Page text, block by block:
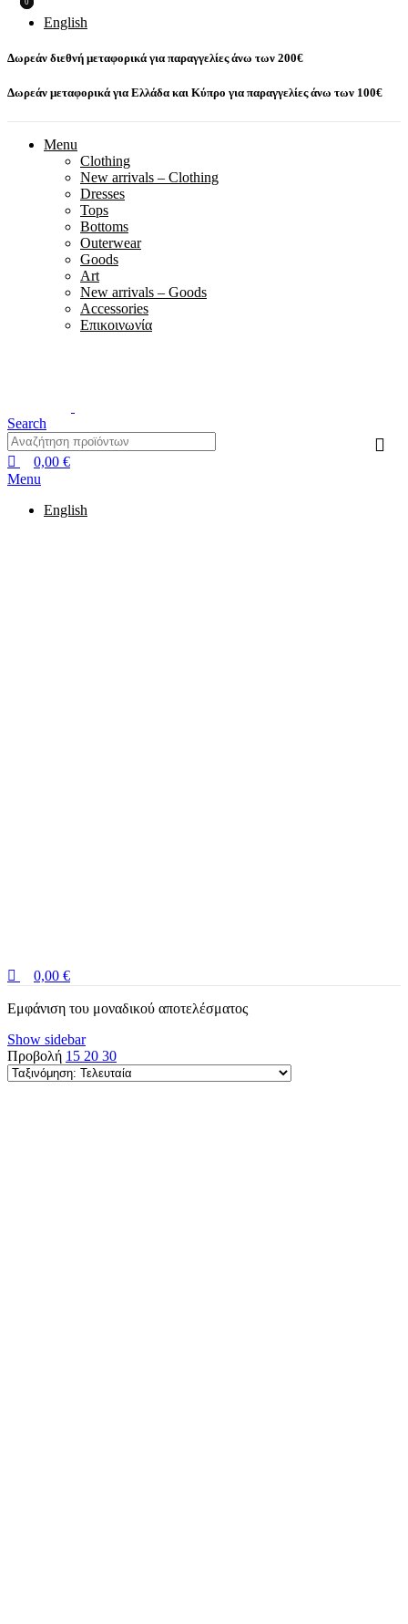
English
Δωρεάν διεθνή μεταφορικά για παραγγελίες άνω των 200€
Δωρεάν μεταφορικά για Ελλάδα και Κύπρο για παραγγελίες άνω των 100€
Menu
Clothing
New arrivals – Clothing
Dresses
Tops
Bottoms
Outerwear
Goods
Art
New arrivals – Goods
Accessories
Επικοινωνία
Search
0
0,00 €
Menu
English
0
0,00 €
Εμφάνιση του μοναδικού αποτελέσματος
Show sidebar
Προβολή 15 20 30